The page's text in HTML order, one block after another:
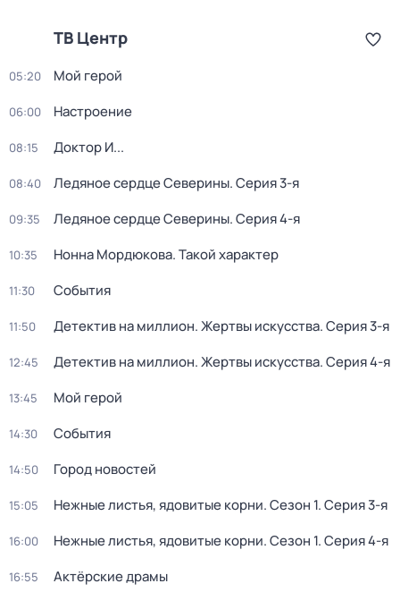
ТВ Центр
05:20 Мой герой
06:00 Настроение
08:15 Доктор И...
08:40 Ледяное сердце Северины. Серия 3-я
09:35 Ледяное сердце Северины. Серия 4-я
10:35 Нонна Мордюкова. Такой характер
11:30 События
11:50 Детектив на миллион. Жертвы искусства. Серия 3-я
12:45 Детектив на миллион. Жертвы искусства. Серия 4-я
13:45 Мой герой
14:30 События
14:50 Город новостей
15:05 Нежные листья, ядовитые корни. Сезон 1. Серия 3-я
16:00 Нежные листья, ядовитые корни. Сезон 1. Серия 4-я
16:55 Актёрские драмы